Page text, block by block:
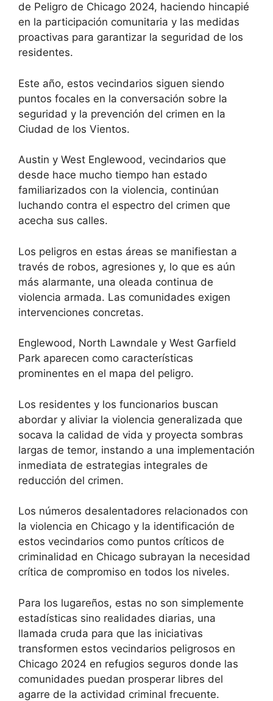
de Peligro de Chicago 2024, haciendo hincapié
en la participación comunitaria y las medidas
proactivas para garantizar la seguridad de los
residentes.
Este año, estos vecindarios siguen siendo
puntos focales en la conversación sobre la
seguridad y la prevención del crimen en la
Ciudad de los Vientos.
Austin y West Englewood, vecindarios que
desde hace mucho tiempo han estado
familiarizados con la violencia, continúan
luchando contra el espectro del crimen que
acecha sus calles.
Los peligros en estas áreas se manifiestan a
través de robos, agresiones y, lo que es aún
más alarmante, una oleada continua de
violencia armada. Las comunidades exigen
intervenciones concretas.
Englewood, North Lawndale y West Garfield
Park aparecen como características
prominentes en el mapa del peligro.
Los residentes y los funcionarios buscan
abordar y aliviar la violencia generalizada que
socava la calidad de vida y proyecta sombras
largas de temor, instando a una implementación
inmediata de estrategias integrales de
reducción del crimen.
Los números desalentadores relacionados con
la violencia en Chicago y la identificación de
estos vecindarios como puntos críticos de
criminalidad en Chicago subrayan la necesidad
crítica de compromiso en todos los niveles.
Para los lugareños, estas no son simplemente
estadísticas sino realidades diarias, una
llamada cruda para que las iniciativas
transformen estos vecindarios peligrosos en
Chicago 2024 en refugios seguros donde las
comunidades puedan prosperar libres del
agarre de la actividad criminal frecuente.